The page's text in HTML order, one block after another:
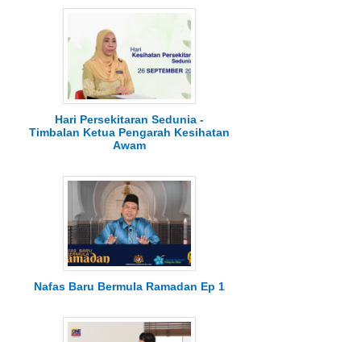
Hari Persekitaran Sedunia -
Timbalan Ketua Pengarah Kesihatan
Awam
Nafas Baru Bermula Ramadan Ep 1